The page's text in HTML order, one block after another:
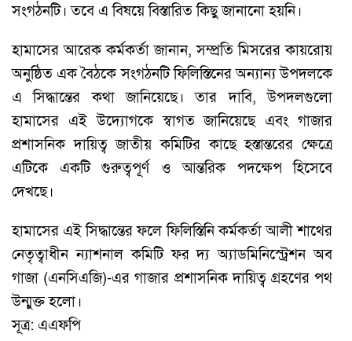
সংগঠনটি। তবে এ বিষয়ে বিস্তারিত কিছু জানানো হয়নি।
হামাসের আরেক কর্মকর্তা জানান, সম্প্রতি মিসরের কায়রোয়
অনুষ্ঠিত এক বৈঠকে সংগঠনটি ফিলিস্তিনের অন্যান্য উপদলকে
এ সিদ্ধান্তের কথা জানিয়েছে। তার দাবি, উপদলগুলো
হামাসের এই উদ্যোগকে স্বাগত জানিয়েছে এবং গাজার
প্রশাসনিক দায়িত্ব জাতীয় কমিটির কাছে হস্তান্তরের ক্ষেত্রে
এটিকে একটি গুরুত্বপূর্ণ ও আন্তরিক পদক্ষেপ হিসেবে
দেখছে।
হামাসের এই সিদ্ধান্তের ফলে ফিলিস্তিনি কর্মকর্তা আলী শাথের
নেতৃত্বাধীন ন্যাশনাল কমিটি ফর দ্য অ্যাডমিনিস্ট্রেশন অব
গাজা (এনসিএজি)-এর গাজার প্রশাসনিক দায়িত্ব গ্রহণের পথ
উন্মুক্ত হলো।
সূত্র: এএফপি